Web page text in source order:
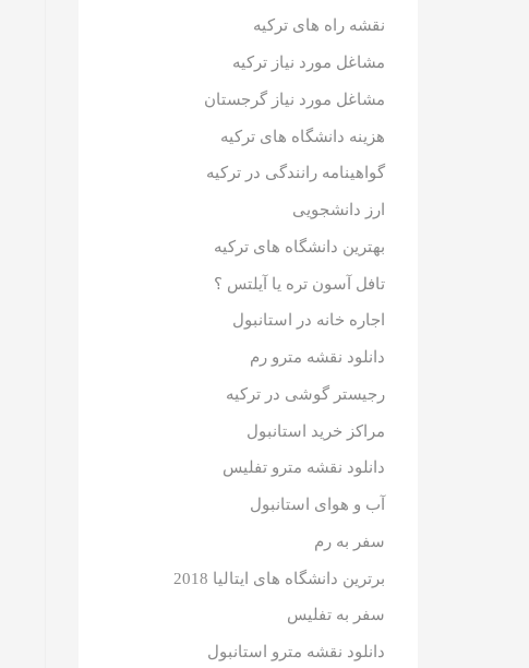
نقشه راه های ترکیه
مشاغل مورد نیاز ترکیه
مشاغل مورد نیاز گرجستان
هزینه دانشگاه های ترکیه
گواهینامه رانندگی در ترکیه
ارز دانشجویی
بهترین دانشگاه های ترکیه
تافل آسون تره یا آیلتس ؟
اجاره خانه در استانبول
دانلود نقشه مترو رم
رجیستر گوشی در ترکیه
مراکز خرید استانبول
دانلود نقشه مترو تفلیس
آب و هوای استانبول
سفر به رم
برترین دانشگاه های ایتالیا 2018
سفر به تفلیس
دانلود نقشه مترو استانبول